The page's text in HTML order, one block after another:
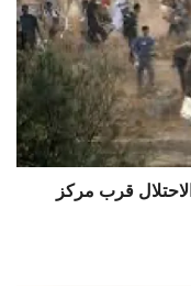
برصاص الاحتلال قرب مركز